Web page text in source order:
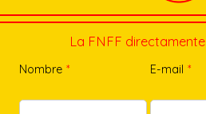
La FNFF
Nombre * E-mail *